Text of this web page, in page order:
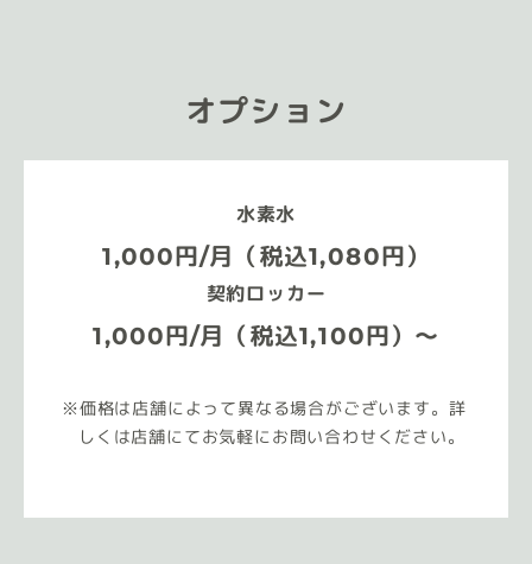
オプション
水素水
1,000円/月（税込1,080円）
契約ロッカー
1,000円/月（税込1,100円）～
価格は店舗によって異なる場合がございます。詳
しくは店舗にてお気軽にお問い合わせください。